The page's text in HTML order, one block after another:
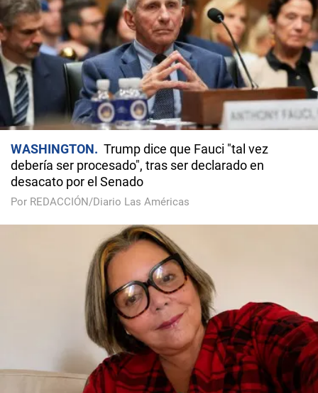
WASHINGTON
Trump dice que Fauci "tal vez
debería ser procesado", tras ser declarado en
desacato por el Senado
Por REDACCIÓN/Diario Las Américas